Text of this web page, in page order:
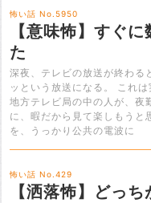
怖い話 No.5950
【意味怖】すぐ
た
深夜、テレビの放送が終わる
ッという放送になる。 これ
地方テレビ局の中の人が、夜
に、暇だから見て楽しもうと
を、うっかり公共の電波に
怖い話 No.429
【洒落怖】どっち